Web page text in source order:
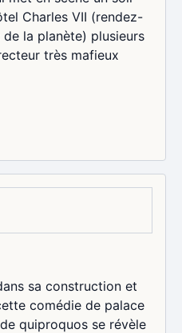
Charles VII (rendez-
la planète) plusieurs
très mafieux
sa construction et
comédie de palace
quiproquos se révèle